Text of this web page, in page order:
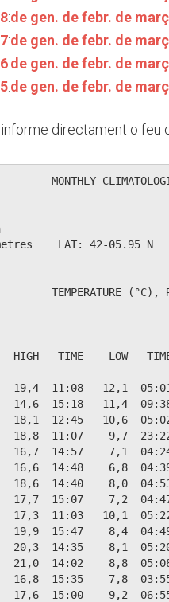
:de gen. de febr. de març
:de gen. de febr. de març
:de gen. de febr. de març
:de gen. de febr. de març
directament o feu
MONTHLY
Berga
LAT: 42-05.95 N
TEMPERATURE (°C),
HIGH   TIME    LOW
19,4  11:08   12,1
14,6  15:18   11,4
18,1  12:45   10,6
18,8  11:07    9,7
16,7  14:57    7,1
16,6  14:48    6,8
18,6  14:40    8,0
17,7  15:07    7,2
17,3  11:03   10,1
19,9  15:47    8,4
20,3  14:35    8,1
21,0  14:02    8,8
16,8  15:35    7,8
17,6  15:00    9,2